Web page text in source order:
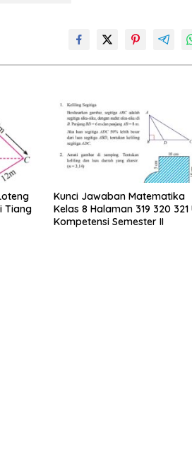
Tiang
Kunci Jawaban Matematika
Kelas 8 Halaman 319 320 321
Kompetensi Semester II